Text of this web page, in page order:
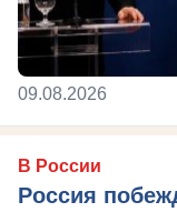
09.08.2026
В России
Россия